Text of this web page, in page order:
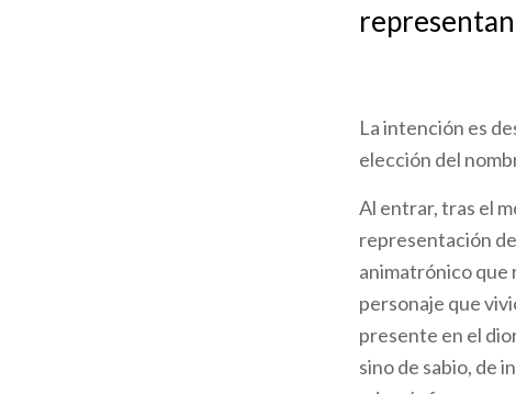
La intención es
elección del
Al entrar, tras el
representación
animatrónico que
personaje que
presente en el
sino de sabio, de